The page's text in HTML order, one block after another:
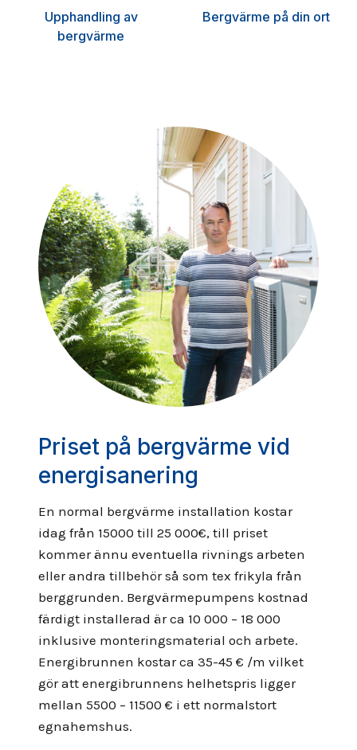
Upphandling av
bergvärme
Bergvärme på din ort
Priset på bergvärme vid
energisanering
En normal bergvärme installation kostar
idag från 15000 till 25 000€, till priset
kommer ännu eventuella rivnings arbeten
eller andra tillbehör så som tex frikyla från
berggrunden. Bergvärmepumpens kostnad
färdigt installerad är ca 10 000 – 18 000
inklusive monteringsmaterial och arbete.
Energibrunnen kostar ca 35-45 € /m vilket
gör att energibrunnens helhetspris ligger
mellan 5500 – 11500 € i ett normalstort
egnahemshus.